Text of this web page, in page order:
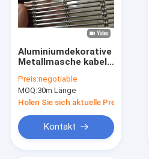
Aluminiumdekorative
Metallmasche kabel-
Preis:negotiable
MOQ:30m Länge
Holen Sie sich aktuelle Preis
Kontakt